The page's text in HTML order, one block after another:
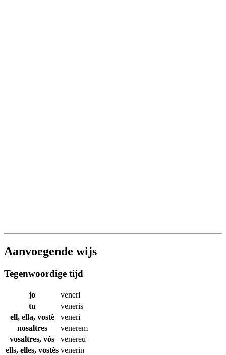
Aanvoegende wijs
Tegenwoordige tijd
jo
veneri
tu
veneris
ell, ella, vostè
veneri
nosaltres
venerem
vosaltres, vós
venereu
ells, elles, vostès venerin